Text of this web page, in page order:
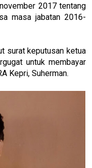
2017 tentang
masa jabatan 2016-
surat keputusan ketua
untuk membayar
Kepri, Suherman.